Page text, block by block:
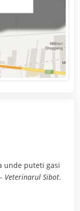
unde puteti gasi
Veterinarul Sibot.